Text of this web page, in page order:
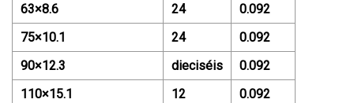
63×8.6
24
0.092
75×10.1
24
0.092
90×12.3
dieciséis
0.092
110×15.1
12
0.092